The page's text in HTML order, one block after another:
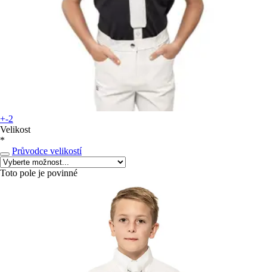
+-2
Velikost
*
Průvodce velikostí
Toto pole je povinné